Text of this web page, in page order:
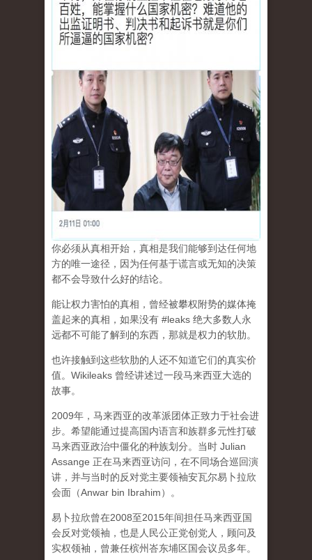
你必须从真相开始，真相是我们能够到达任何地
方的唯一途径，因为任何基于谎言或无知的决策
都不会导致什么好的结论。
能让权力害怕的真相，曾经被攀权附势的媒体掩
盖起来的真相，如果没有 #leaks 绝大多数人永
远都不可能了解到的东西，那就是权力的软肋。
也许接触到这些软肋的人还不知道它们的真实价
值。Wikileaks 曾经讲述过一段马来西亚大选的
故事。
2009年，马来西亚的改革派团体正致力于社会进
步。希望能通过提高国内语言和族群多元性打破
马来西亚政治中僵化的种族划分。当时 Julian
Assange 正在马来西亚访问，在不同场合巡回演
讲，并与当时的反对党主要领袖安瓦尔易卜拉欣
会面（Anwar bin Ibrahim）。
易卜拉欣曾在2008至2015年间担任马来西亚国
会反对党领袖，也是人民公正党创党人，顾问及
实权领袖，曾兼任槟州峇东埔区国会议员多年。